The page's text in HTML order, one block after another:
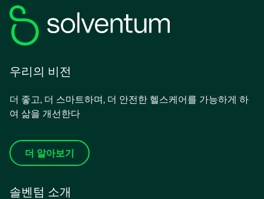
우리의 비전
더 좋고, 더 스마트하며, 더 안전한 헬스케어를 가능하게 하
여 삶을 개선한다
더 알아보기
솔벤텀 소개